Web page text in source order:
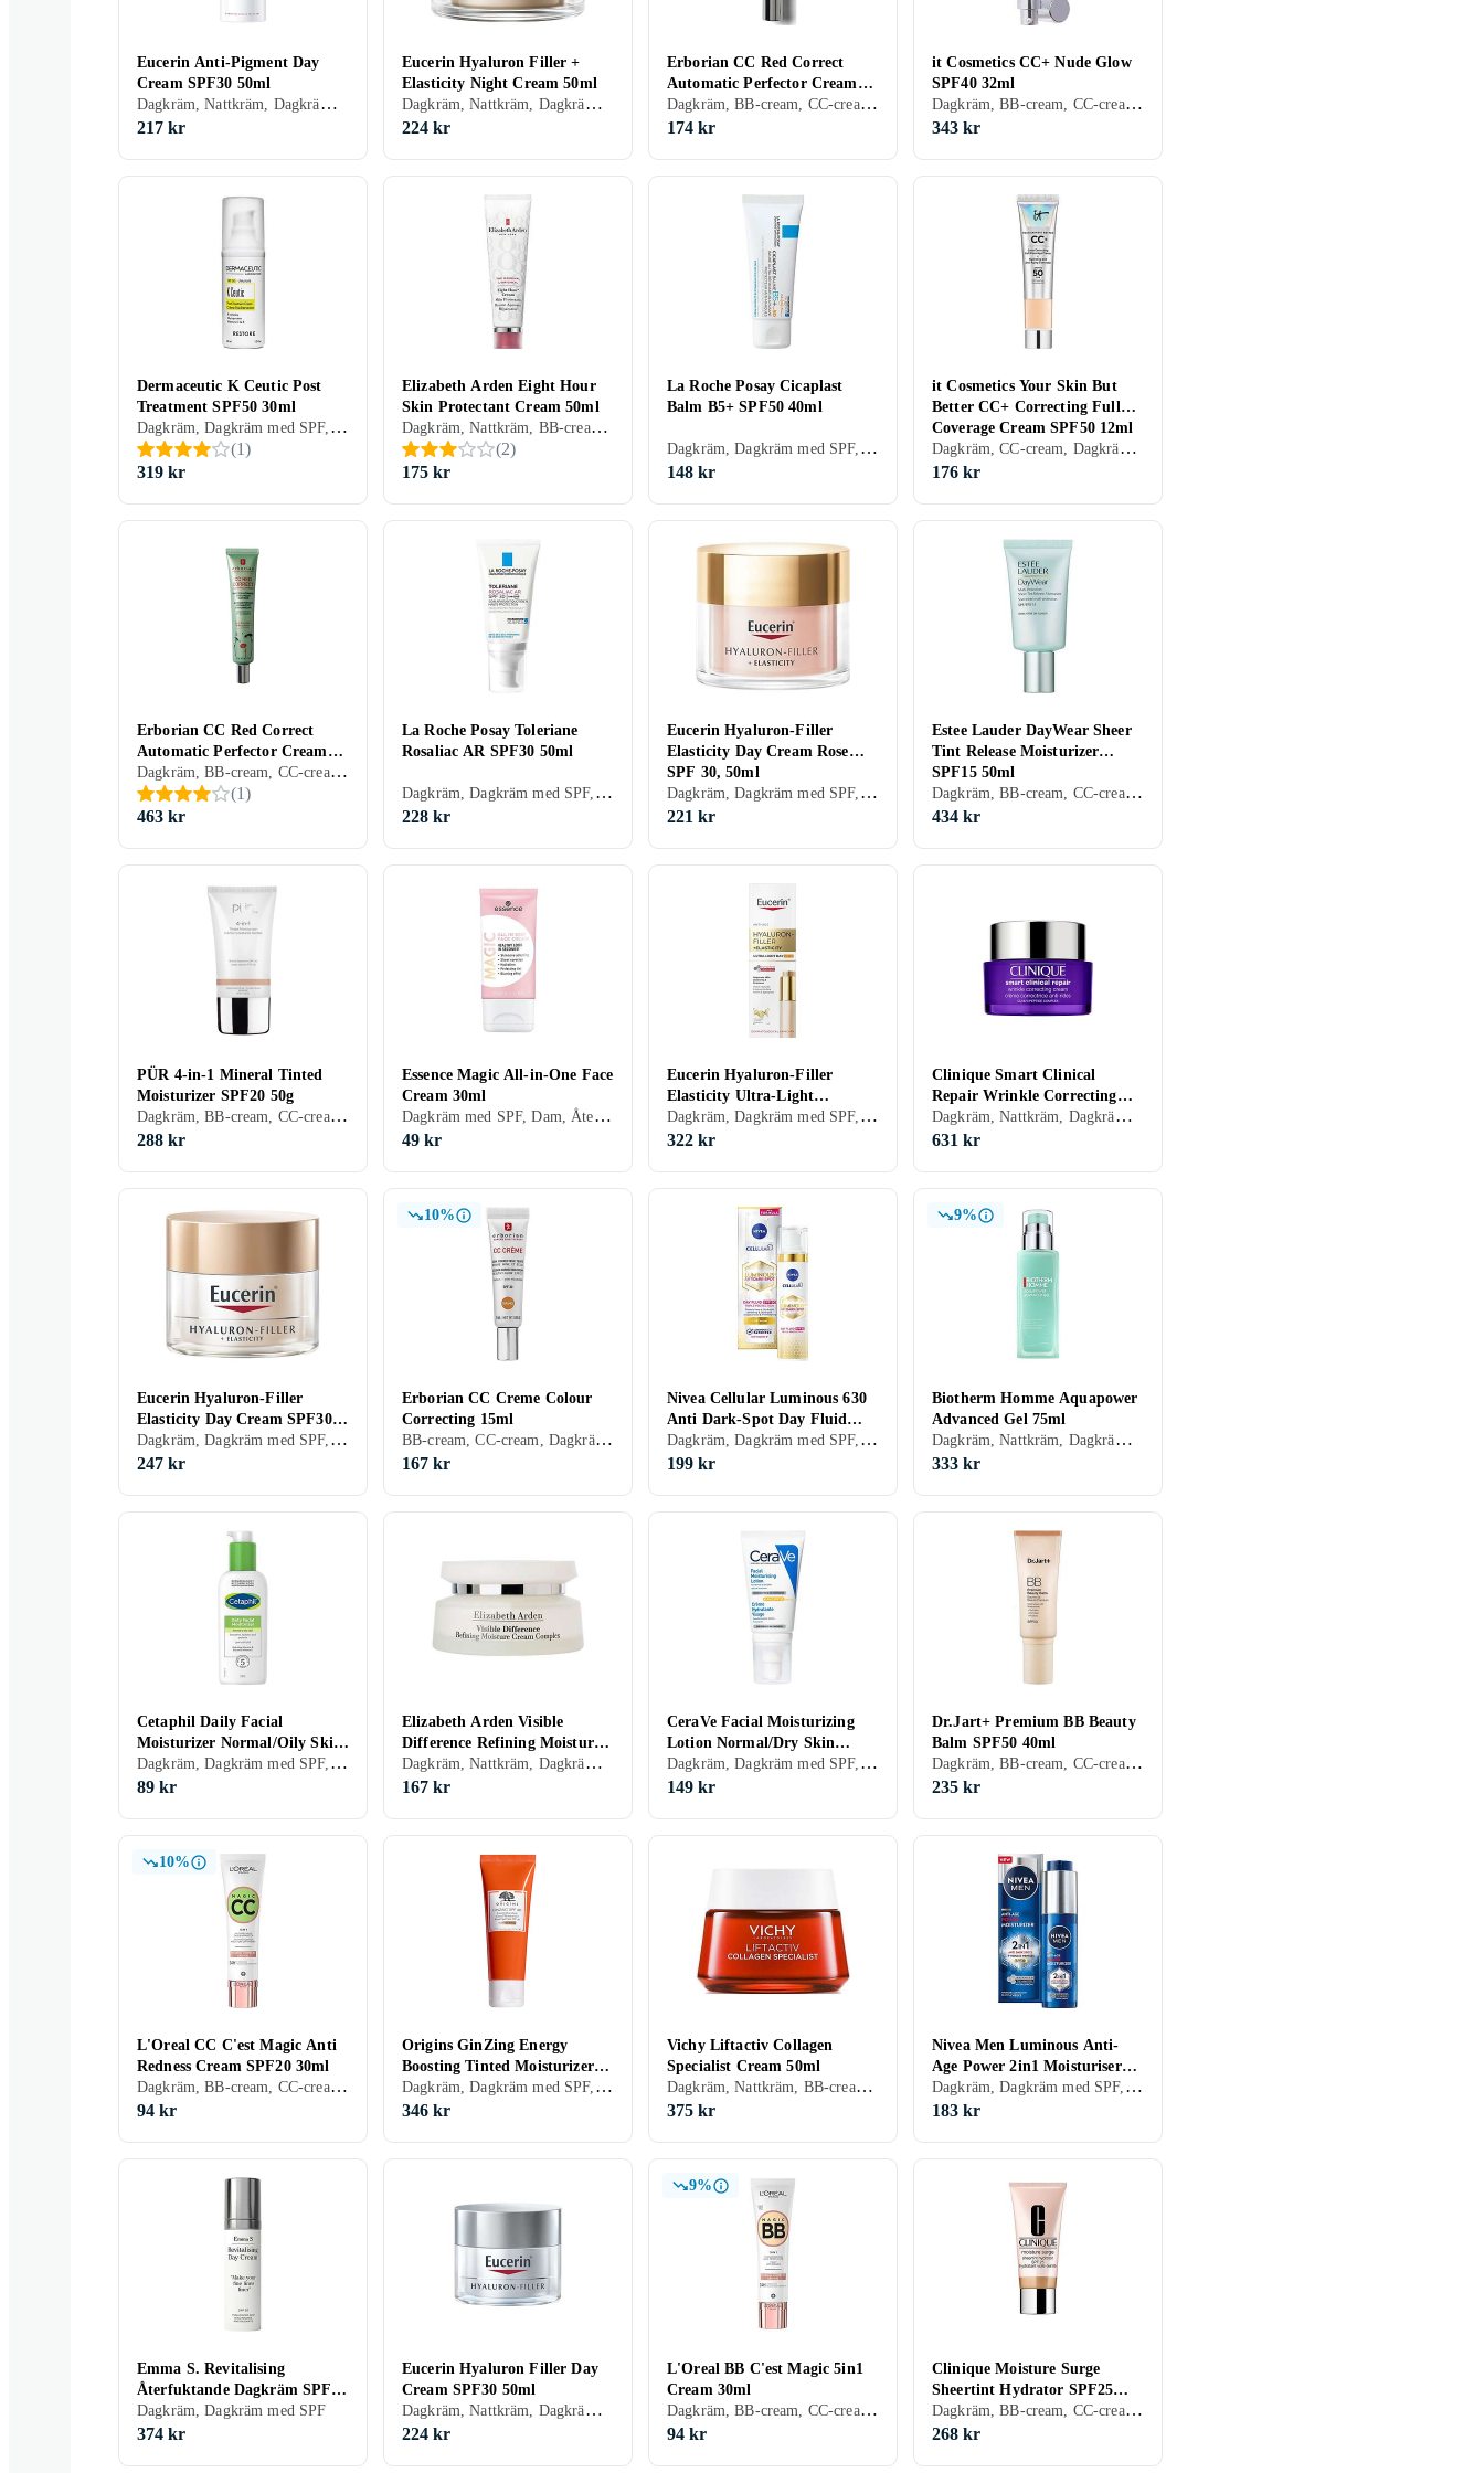
Eucerin Anti-Pigment Day
Cream SPF30 50ml
Dagkräm, Nattkräm, Dagkräm med SPF, Anti age, Dam, Anti-blemish, Återfuktande, Bronzing, Lyster, Närande, Upplysande, Normal, Alla, Mogen
217 kr
Eucerin Hyaluron Filler +
Elasticity Night Cream 50ml
Dagkräm, Nattkräm, Dagkräm med SPF, Anti age, Dam, Anti-blemish, Återfuktande, Motverkar rynkor, Uppstramande, Regenererande, Närande, Normal, Blandad, Torr, Fet, Alla, Känslig, Mogen
224 kr
Erborian CC Red Correct
Automatic Perfector Cream
SPF25 15ml
Dagkräm, BB-cream, CC-cream, Dagkräm med SPF, Dam, Anti-redness, Anti-blemish, Avslappnande, Mjukgörande, Återfuktande, Lyster, Motverkar rynkor, Antioxidant, Uppstramande, Regenererande, Oljefri, Lugnande, Normal, Blandad, Torr, Fet, Alla, Känslig, Mogen
174 kr
it Cosmetics CC+ Nude Glow
SPF40 32ml
Dagkräm, BB-cream, CC-cream, Dagkräm med SPF, Dam, Herr, Återfuktande, Bronzing, Lyster, Antioxidant, Upplysande, Normal, Blandad, Torr, Fet, Alla, Känslig, Mogen
343 kr
Dermaceutic K Ceutic Post
Treatment SPF50 30ml
Dagkräm, Dagkräm med SPF, Dam, Återfuktande, Bronzing, Regenererande, Närande, Normal, Torr, Alla, Känslig, Mogen
(1)
319 kr
Elizabeth Arden Eight Hour
Skin Protectant Cream 50ml
Dagkräm, Nattkräm, BB-cream, CC-cream, Dagkräm med SPF, Dam, Mjukgörande, Uppfriskande/Kylande, Återfuktande, Lyster, Motverkar rynkor, Regenererande, Närande, Lugnande, Normal, Torr, Alla, Känslig, Mogen
(2)
175 kr
La Roche Posay Cicaplast
Balm B5+ SPF50 40ml
Dagkräm, Dagkräm med SPF, Dam, Herr, Anti-redness, Avslappnande, Uppfriskande/Kylande, Återfuktande, Regenererande, Närande, Lugnande, Torr, Alla, Känslig
148 kr
it Cosmetics Your Skin But
Better CC+ Correcting Full
Coverage Cream SPF50 12ml
Dagkräm, CC-cream, Dagkräm med SPF, Anti age, Dam, Herr, Återfuktande, Närande, Normal, Blandad, Torr, Fet, Alla, Känslig, Mogen
176 kr
Erborian CC Red Correct
Automatic Perfector Cream
SPF25 45ml
Dagkräm, BB-cream, CC-cream, Dagkräm med SPF, Dam, Anti-redness, Anti-blemish, Avslappnande, Mjukgörande, Återfuktande, Lyster, Motverkar rynkor, Antioxidant, Uppstramande, Regenererande, Oljefri, Lugnande, Normal, Blandad, Torr, Fet, Alla, Känslig, Mogen
(1)
463 kr
La Roche Posay Toleriane
Rosaliac AR SPF30 50ml
Dagkräm, Dagkräm med SPF, Dam, Herr, Anti-redness, Anti-blemish, Avslappnande, Uppfriskande/Kylande, Återfuktande, Regenererande, Balanserande, Närande, Lugnande, Torr, Känslig
228 kr
Eucerin Hyaluron-Filler
Elasticity Day Cream Rose
SPF 30, 50ml
Dagkräm, Dagkräm med SPF, Anti age, Dam, Lyster, Mogen
221 kr
Estee Lauder DayWear Sheer
Tint Release Moisturizer
SPF15 50ml
Dagkräm, BB-cream, CC-cream, Dagkräm med SPF, Dam, Herr, Uppfriskande/Kylande, Återfuktande, Bronzing, Motverkar rynkor, Antioxidant, Lugnande, Normal, Blandad, Torr, Fet, Alla, Känslig, Mogen
434 kr
PÜR 4-in-1 Mineral Tinted
Moisturizer SPF20 50g
Dagkräm, BB-cream, CC-cream, Dagkräm med SPF, Dam, Återfuktande, Bronzing, Normal, Blandad, Alla, Mogen
288 kr
Essence Magic All-in-One Face
Cream 30ml
Dagkräm med SPF, Dam, Återfuktande, Motverkar rynkor, Uppstramande, Närande, Alla, Mogen
49 kr
Eucerin Hyaluron-Filler
Elasticity Ultra-Light
Dagkräm SPF50+ 50ml
Dagkräm, Dagkräm med SPF, Anti age, Dam, Motverkar rynkor, Alla, Mogen
322 kr
Clinique Smart Clinical
Repair Wrinkle Correcting
Cream 50ml
Dagkräm, Nattkräm, Dagkräm med SPF, Anti age, Dam, Herr, Återfuktande, Motverkar rynkor, Uppstramande, Regenererande, Närande, Halskräm, Normal, Torr, Alla, Mogen
631 kr
Eucerin Hyaluron-Filler
Elasticity Day Cream SPF30
50ml
Dagkräm, Dagkräm med SPF, Anti age, Dam, Anti-blemish, Återfuktande, Motverkar rynkor, Alla, Mogen
247 kr
10%
Erborian CC Creme Colour
Correcting 15ml
BB-cream, CC-cream, Dagkräm med SPF, Dam, Anti-blemish, Mjukgörande, Återfuktande, Bronzing, Lyster, Lugnande, Upplysande, Normal, Blandad, Torr, Fet, Alla, Känslig, Mogen
167 kr
Nivea Cellular Luminous 630
Anti Dark-Spot Day Fluid
SPF50 40ml
Dagkräm, Dagkräm med SPF, Dam, Anti-blemish, Återfuktande, Lyster, Antioxidant, Upplysande, Alla, Känslig, Mogen
199 kr
9%
Biotherm Homme Aquapower
Advanced Gel 75ml
Dagkräm, Nattkräm, Dagkräm med SPF, Herr, Anti-blemish, Uppfriskande/Kylande, Återfuktande, Antioxidant, Regenererande, Närande, Oljefri, Lugnande, Normal, Blandad, Torr, Alla, Känslig
333 kr
Cetaphil Daily Facial
Moisturizer Normal/Oily Skin
118ml
Dagkräm, Dagkräm med SPF, Dam, Herr, Återfuktande, Oljefri, Normal, Torr, Fet, Känslig
89 kr
Elizabeth Arden Visible
Difference Refining Moisture
Cream Complex 75ml
Dagkräm, Nattkräm, Dagkräm med SPF, Dam, Herr, Mjukgörande, Rengörande, Återfuktande, Bronzing, Lyster, Motverkar rynkor, Närande, Normal, Torr, Alla, Mogen
167 kr
CeraVe Facial Moisturizing
Lotion Normal/Dry Skin
SPF30 52ml
Dagkräm, Dagkräm med SPF, Dam, Herr, Avslappnande, Återfuktande, Regenererande, Närande, Normal, Torr, Alla, Känslig
149 kr
Dr.Jart+ Premium BB Beauty
Balm SPF50 40ml
Dagkräm, BB-cream, CC-cream, Dagkräm med SPF, Dam, Herr, Återfuktande, Bronzing, Lugnande, Normal, Blandad, Torr, Fet, Alla, Känslig, Mogen
235 kr
10%
L'Oreal CC C'est Magic Anti
Redness Cream SPF20 30ml
Dagkräm, BB-cream, CC-cream, Dagkräm med SPF, Dam, Anti-redness, Återfuktande, Lyster, Antioxidant, Regenererande, Närande, Normal, Blandad, Torr, Fet, Alla, Känslig, Mogen
94 kr
Origins GinZing Energy
Boosting Tinted Moisturizer
SPF40 50ml
Dagkräm, Dagkräm med SPF, Dam, Mjukgörande, Uppfriskande/Kylande, Återfuktande, Bronzing, Lyster, Normal, Blandad, Torr, Fet, Alla
346 kr
Vichy Liftactiv Collagen
Specialist Cream 50ml
Dagkräm, Nattkräm, BB-cream, Dagkräm med SPF, Anti age, Dam, Anti-blemish, Återfuktande, Motverkar rynkor, Antioxidant, Uppstramande, Regenererande, Alla, Känslig, Mogen
375 kr
Nivea Men Luminous Anti-
Age Power 2in1 Moisturiser
SPF30 50ml
Dagkräm, Dagkräm med SPF, Anti age, Dam, Herr, Anti-blemish, Återfuktande, Motverkar rynkor, Antioxidant, Uppstramande, Normal, Blandad, Torr, Fet, Alla, Känslig, Mogen
183 kr
Emma S. Revitalising
Återfuktande Dagkräm SPF20
50ml
Dagkräm, Dagkräm med SPF
374 kr
Eucerin Hyaluron Filler Day
Cream SPF30 50ml
Dagkräm, Nattkräm, Dagkräm med SPF, Anti age, Dam, Återfuktande, Motverkar rynkor, Torr, Alla, Känslig, Mogen
224 kr
9%
L'Oreal BB C'est Magic 5in1
Cream 30ml
Dagkräm, BB-cream, CC-cream, Dagkräm med SPF, Dam, Återfuktande, Lyster, Antioxidant, Lugnande, Upplysande, Normal, Blandad, Torr, Alla, Känslig
94 kr
Clinique Moisture Surge
Sheertint Hydrator SPF25
40ml
Dagkräm, BB-cream, CC-cream, Dagkräm med SPF, Dam, Herr, Återfuktande, Bronzing, Närande, Oljefri, Alla
268 kr